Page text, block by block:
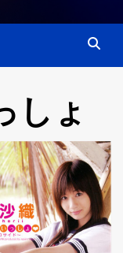
しょ